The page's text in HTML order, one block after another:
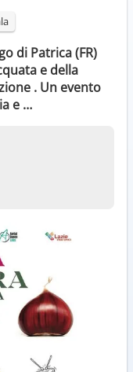
di Patrica (FR)
e della
. Un evento
e …